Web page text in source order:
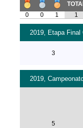
0
0 1 1
2019, Etapa Final
3
2019,
5